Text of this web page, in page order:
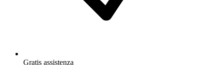
Gratis assistenza